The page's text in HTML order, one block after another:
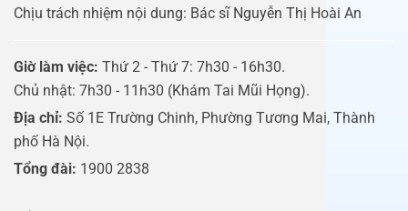
Chịu trách nhiệm nội dung: Bác sĩ Nguyễn Thị Hoài An
Giờ làm việc: Thứ 2 - Thứ 7: 7h30 - 16h30.
Chủ nhật: 7h30 - 11h30 (Khám Tai Mũi Họng).
Địa chỉ: Số 1E Trường Chinh, Phường Tương Mai, Thành
phố Hà Nội.
Tổng đài: 1900 2838